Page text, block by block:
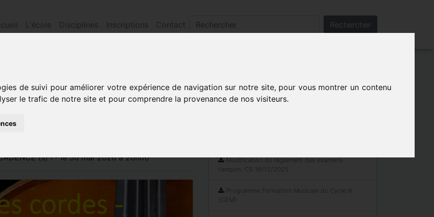
de suivi pour améliorer votre expérience de navigation sur notre site, pour vous montrer un contenu
le trafic de notre site et pour comprendre la provenance de nos visiteurs.
L'école Disciplines Inscriptions Contact Rechercher
cordes en cadence (s) !
- LES CORDES
(s) ! - le 30 mai 2026 à 20h00
Les indispensables
Modification du règlement des examens
tampon. CS 16/12/2025
Programme Formation Musicale du Cycle III
(CEM)